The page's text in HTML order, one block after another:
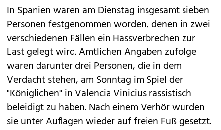
In Spanien waren am Dienstag insgesamt sieben
Personen festgenommen worden, denen in zwei
verschiedenen Fällen ein Hassverbrechen zur
Last gelegt wird. Amtlichen Angaben zufolge
waren darunter drei Personen, die in dem
Verdacht stehen, am Sonntag im Spiel der
"Königlichen" in Valencia Vinicius rassistisch
beleidigt zu haben. Nach einem Verhör wurden
sie unter Auflagen wieder auf freien Fuß gesetzt.